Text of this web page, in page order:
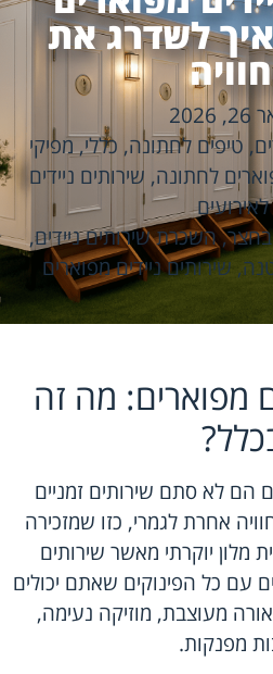
לשדרג את
, טיפים לחתונה, כללי,מפיקי
לחתונה, שירותים ניידים
לאירועים
,השכרת שירותים ניידים,
, שירותים ניידים מפוארים
מפוארים: מה זה
הם לא סתם שירותים זמניים
אחרת לגמרי, כזו שמזכירה
מלון יוקרתי מאשר שירותים
עם כל הפינוקים שאתם יכולים
מעוצבת, מוזיקה נעימה,
מפנקות.